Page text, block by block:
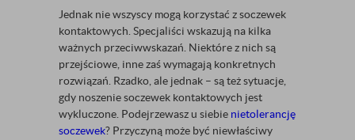
Jednak nie wszyscy mogą korzystać z soczewek
kontaktowych. Specjaliści wskazują na kilka
ważnych przeciwwskazań. Niektóre z nich są
przejściowe, inne zaś wymagają konkretnych
rozwiązań. Rzadko, ale jednak – są też sytuacje,
gdy noszenie soczewek kontaktowych jest
wykluczone. Podejrzewasz u siebie nietolerancję
soczewek? Przyczyną może być niewłaściwy